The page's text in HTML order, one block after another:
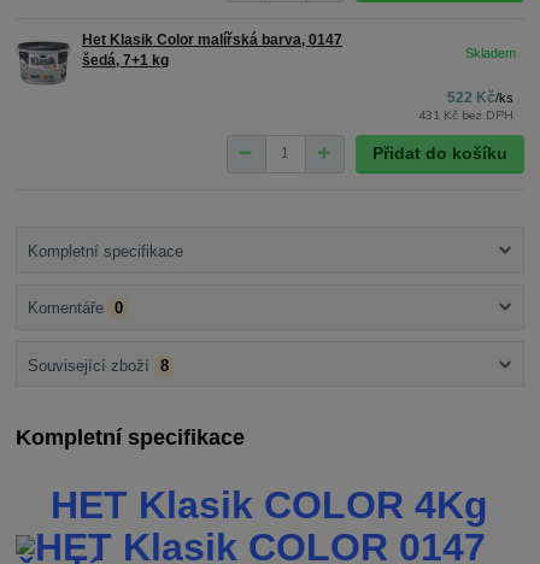
Het Klasik Color malířská barva, 0147
šedá, 7+1 kg
522 Kč/ks
431 Kč bez DPH
Přidat do košíku
Kompletní specifikace
Komentáře 0
Související zboží 8
Kompletní specifikace
HET Klasik COLOR 4Kg